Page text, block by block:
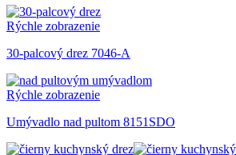
Rýchle zobrazenie
30-palcový drez 7046-A
Rýchle zobrazenie
Umývadlo nad pultom 8151SDO